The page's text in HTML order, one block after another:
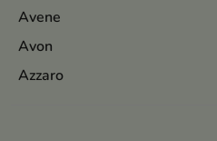
Avene
Avon
Azzaro